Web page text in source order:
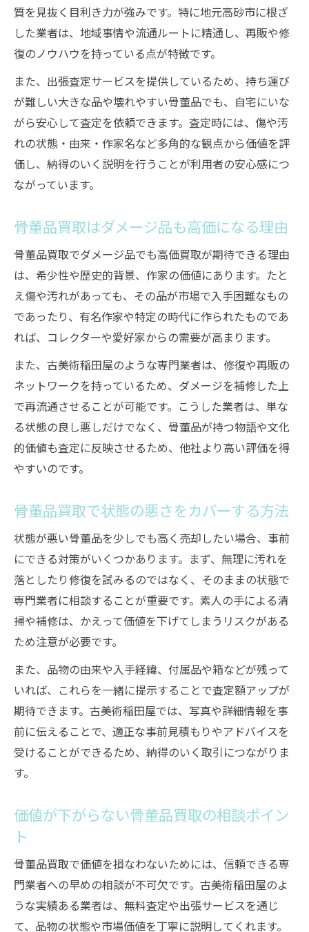
質を見抜く目利き力が強みです。特に地元高砂市に根ざ
した業者は、地域事情や流通ルートに精通し、再販や修
復のノウハウを持っている点が特徴です。
また、出張査定サービスを提供しているため、持ち運び
が難しい大きな品や壊れやすい骨董品でも、自宅にいな
がら安心して査定を依頼できます。査定時には、傷や汚
れの状態・由来・作家名など多角的な観点から価値を評
価し、納得のいく説明を行うことが利用者の安心感につ
ながっています。
骨董品買取はダメージ品も高価になる理由
骨董品買取でダメージ品でも高価買取が期待できる理由
は、希少性や歴史的背景、作家の価値にあります。たと
え傷や汚れがあっても、その品が市場で入手困難なもの
であったり、有名作家や特定の時代に作られたものであ
れば、コレクターや愛好家からの需要が高まります。
また、古美術稲田屋のような専門業者は、修復や再販の
ネットワークを持っているため、ダメージを補修した上
で再流通させることが可能です。こうした業者は、単な
る状態の良し悪しだけでなく、骨董品が持つ物語や文化
的価値も査定に反映させるため、他社より高い評価を得
やすいのです。
骨董品買取で状態の悪さをカバーする方法
状態が悪い骨董品を少しでも高く売却したい場合、事前
にできる対策がいくつかあります。まず、無理に汚れを
落としたり修復を試みるのではなく、そのままの状態で
専門業者に相談することが重要です。素人の手による清
掃や補修は、かえって価値を下げてしまうリスクがある
ため注意が必要です。
また、品物の由来や入手経緯、付属品や箱などが残って
いれば、これらを一緒に提示することで査定額アップが
期待できます。古美術稲田屋では、写真や詳細情報を事
前に伝えることで、適正な事前見積もりやアドバイスを
受けることができるため、納得のいく取引につながりま
す。
価値が下がらない骨董品買取の相談ポイン
ト
骨董品買取で価値を損なわないためには、信頼できる専
門業者への早めの相談が不可欠です。古美術稲田屋のよ
うな実績ある業者は、無料査定や出張サービスを通じ
て、品物の状態や市場価値を丁寧に説明してくれます。